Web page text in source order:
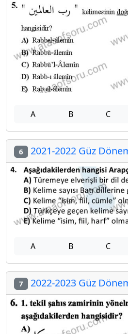
A B C
6 2021-2022 Güz
A B C
7 2022-2023 Güz